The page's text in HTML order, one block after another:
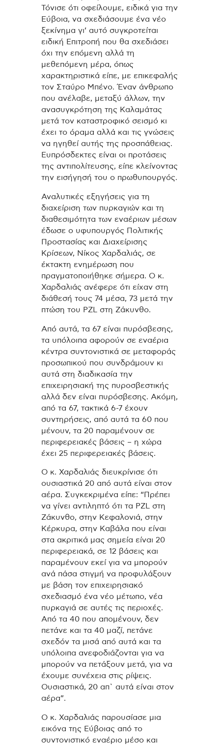
Τόνισε ότι οφείλουμε, ειδικά για την
Εύβοια, να σχεδιάσουμε ένα νέο
ξεκίνημα γι’ αυτό συγκροτείται
ειδική Επιτροπή που θα σχεδιάσει
όχι την επόμενη αλλά τη
μεθεπόμενη μέρα, όπως
χαρακτηριστικά είπε, με επικεφαλής
τον Σταύρο Μπένο. Έναν άνθρωπο
που ανέλαβε, μεταξύ άλλων, την
ανασυγκρότηση της Καλαμάτας
μετά τον καταστροφικό σεισμό κι
έχει το όραμα αλλά και τις γνώσεις
να ηγηθεί αυτής της προσπάθειας.
Ευπρόσδεκτες είναι οι προτάσεις
της αντιπολίτευσης, είπε κλείνοντας
την εισήγησή του ο πρωθυπουργός.
Αναλυτικές εξηγήσεις για τη
διαχείριση των πυρκαγιών και τη
διαθεσιμότητα των εναέριων μέσων
έδωσε ο υφυπουργός Πολιτικής
Προστασίας και Διαχείρισης
Κρίσεων, Νίκος Χαρδαλιάς, σε
έκτακτη ενημέρωση που
πραγματοποιήθηκε σήμερα. Ο κ.
Χαρδαλιάς ανέφερε ότι είχαν στη
διάθεσή τους 74 μέσα, 73 μετά την
πτώση του PZL στη Ζάκυνθο.
Από αυτά, τα 67 είναι πυρόσβεσης,
τα υπόλοιπα αφορούν σε εναέρια
κέντρα συντονιστικά σε μεταφοράς
προσωπικού που συνδράμουν κι
αυτά στη διαδικασία την
επιχειρησιακή της πυροσβεστικής
αλλά δεν είναι πυρόσβεσης. Ακόμη,
από τα 67, τακτικά 6-7 έχουν
συντηρήσεις, από αυτά τα 60 που
μένουν, τα 20 παραμένουν σε
περιφερειακές βάσεις – η χώρα
έχει 25 περιφερειακές βάσεις.
Ο κ. Χαρδαλιάς διευκρίνισε ότι
ουσιαστικά 20 από αυτά είναι στον
αέρα. Συγκεκριμένα είπε: “Πρέπει
να γίνει αντιληπτό ότι τα PZL στη
Ζάκυνθο, στην Κεφαλονιά, στην
Κέρκυρα, στην Καβάλα που είναι
στα ακριτικά μας σημεία είναι 20
περιφερειακά, σε 12 βάσεις και
παραμένουν εκεί για να μπορούν
ανά πάσα στιγμή να προφυλάξουν
με βάση τον επιχειρησιακό
σχεδιασμό ένα νέο μέτωπο, νέα
πυρκαγιά σε αυτές τις περιοχές.
Από τα 40 που απομένουν, δεν
πετάνε και τα 40 μαζί, πετάνε
σχεδόν τα μισά από αυτά και τα
υπόλοιπα ανεφοδιάζονται για να
μπορούν να πετάξουν μετά, για να
έχουμε συνέχεια στις ρίψεις.
Ουσιαστικά, 20 απ` αυτά είναι στον
αέρα”.
Ο κ. Χαρδαλιάς παρουσίασε μια
εικόνα της Εύβοιας από το
συντονιστικό εναέριο μέσο και